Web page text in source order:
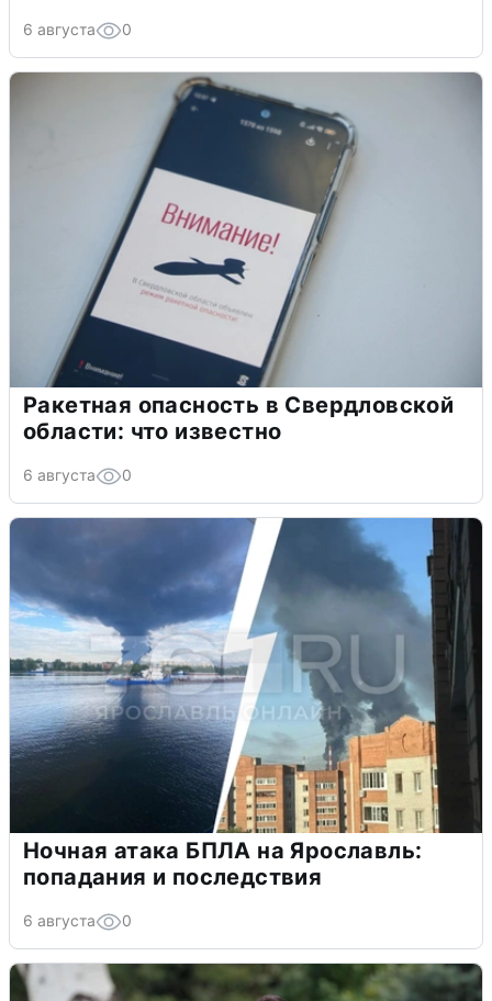
6 августа 0
Ракетная опасность в Свердловской
области: что известно
6 августа 0
Ночная атака БПЛА на Ярославль:
попадания и последствия
6 августа 0